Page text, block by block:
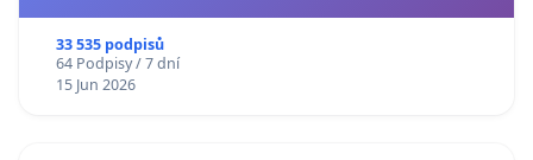
33 535 podpisů
64 Podpisy / 7 dní
15 Jun 2026